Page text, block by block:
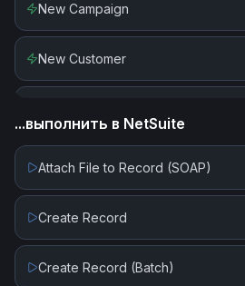
New Campaign
New Customer
New Subscriber in Segment or Tag
...выполнить в NetSuite
Attach File to Record (SOAP)
Create Record
Create Record (Batch)